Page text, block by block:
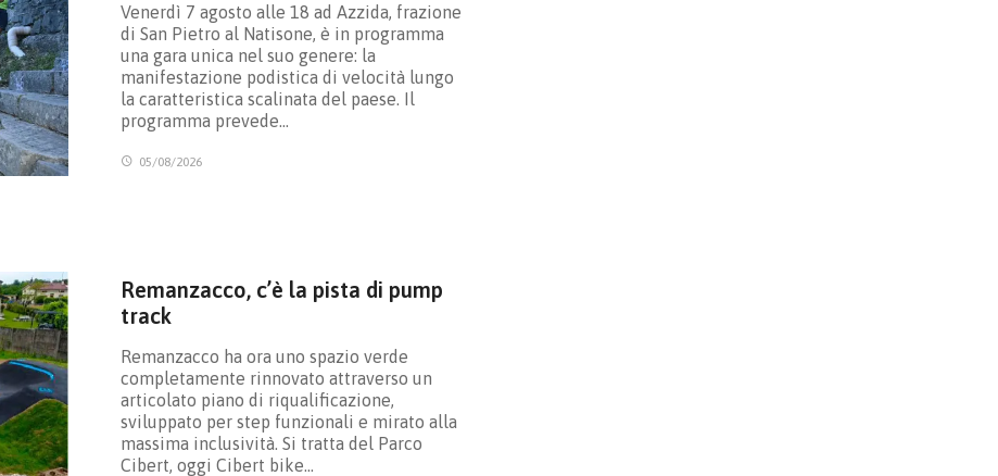
Venerdì 7 agosto alle 18 ad Azzida, frazione
di San Pietro al Natisone, è in programma
una gara unica nel suo genere: la
manifestazione podistica di velocità lungo
la caratteristica scalinata del paese. Il
programma prevede…
05/08/2026
Remanzacco, c’è la pista di pump
track
Remanzacco ha ora uno spazio verde
completamente rinnovato attraverso un
articolato piano di riqualificazione,
sviluppato per step funzionali e mirato alla
massima inclusività. Si tratta del Parco
Cibert, oggi Cibert bike…